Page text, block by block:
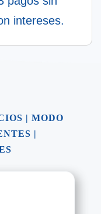
intereses.
| MODO
|